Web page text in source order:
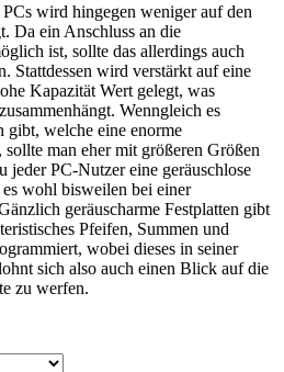
wird hingegen weniger auf den
Da ein Anschluss an die
ist, sollte das allerdings auch
Stattdessen wird verstärkt auf eine
Kapazität Wert gelegt, was
Wenngleich es
gibt, welche eine enorme
man eher mit größeren Größen
jeder PC-Nutzer eine geräuschlose
wohl bisweilen bei einer
geräuscharme Festplatten gibt
Pfeifen, Summen und
wobei dieses in seiner
sich also auch einen Blick auf die
zu werfen.